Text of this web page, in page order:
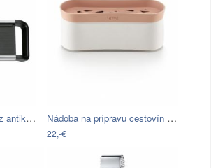
Mandolína na zeleninu z antikoro ocele… Nádoba na prípravu cestovín v…
22,-€